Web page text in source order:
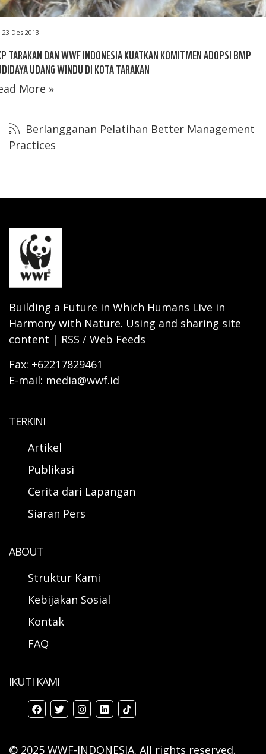
23 Des 2013
TARAKAN DAN WWF INDONESIA KUATKAN KOMITMEN ADOPSI BMP
UDANG WINDU DI KOTA TARAKAN
More »
Berlangganan Pelatihan Better Management
Practices
Building a Future in Which Humans Live in
Harmony with Nature. Using and sharing site
content | RSS / Web Feeds
Fax: +62217829461
E-mail: media@wwf.id
TERKINI
Artikel
Publikasi
Cerita dari Lapangan
Siaran Pers
ABOUT
Struktur Kami
Kebijakan Sosial
Kontak
FAQ
IKUTI KAMI
© 2025 WWF-INDONESIA. All rights reserved.